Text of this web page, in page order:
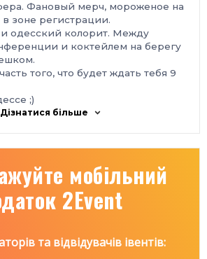
Фановый мерч, мороженое на
зоне регистрации.
одесский колорит. Между
и коктейлем на берегу
того, что будет ждать тебя 9
;)
Дізнатися більше
мобільний
2Event
та відвідувачів івентів: